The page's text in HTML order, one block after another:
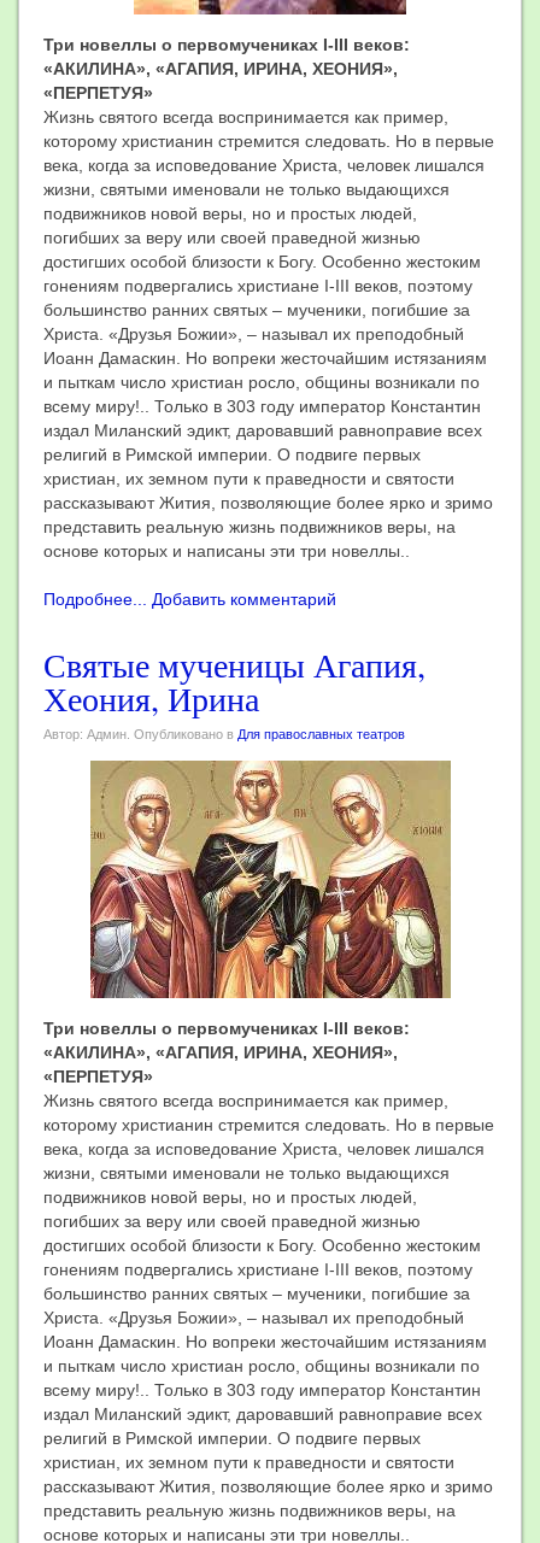
Три новеллы о первомучениках I-III веков:
«АКИЛИНА», «АГАПИЯ, ИРИНА, ХЕОНИЯ»,
«ПЕРПЕТУЯ»
Жизнь святого всегда воспринимается как пример,
которому христианин стремится следовать. Но в первые
века, когда за исповедование Христа, человек лишался
жизни, святыми именовали не только выдающихся
подвижников новой веры, но и простых людей,
погибших за веру или своей праведной жизнью
достигших особой близости к Богу. Особенно жестоким
гонениям подвергались христиане I-III веков, поэтому
большинство ранних святых – мученики, погибшие за
Христа. «Друзья Божии», – называл их преподобный
Иоанн Дамаскин. Но вопреки жесточайшим истязаниям
и пыткам число христиан росло, общины возникали по
всему миру!.. Только в 303 году император Константин
издал Миланский эдикт, даровавший равноправие всех
религий в Римской империи. О подвиге первых
христиан, их земном пути к праведности и святости
рассказывают Жития, позволяющие более ярко и зримо
представить реальную жизнь подвижников веры, на
основе которых и написаны эти три новеллы..
Подробнее... Добавить комментарий
Святые мученицы Агапия,
Хеония, Ирина
Автор: Админ. Опубликовано в Для православных театров
Три новеллы о первомучениках I-III веков:
«АКИЛИНА», «АГАПИЯ, ИРИНА, ХЕОНИЯ»,
«ПЕРПЕТУЯ»
Жизнь святого всегда воспринимается как пример,
которому христианин стремится следовать. Но в первые
века, когда за исповедование Христа, человек лишался
жизни, святыми именовали не только выдающихся
подвижников новой веры, но и простых людей,
погибших за веру или своей праведной жизнью
достигших особой близости к Богу. Особенно жестоким
гонениям подвергались христиане I-III веков, поэтому
большинство ранних святых – мученики, погибшие за
Христа. «Друзья Божии», – называл их преподобный
Иоанн Дамаскин. Но вопреки жесточайшим истязаниям
и пыткам число христиан росло, общины возникали по
всему миру!.. Только в 303 году император Константин
издал Миланский эдикт, даровавший равноправие всех
религий в Римской империи. О подвиге первых
христиан, их земном пути к праведности и святости
рассказывают Жития, позволяющие более ярко и зримо
представить реальную жизнь подвижников веры, на
основе которых и написаны эти три новеллы..